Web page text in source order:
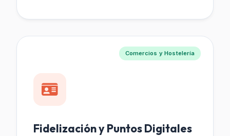
Comercios y Hostelería
Fidelización y Puntos Digitales